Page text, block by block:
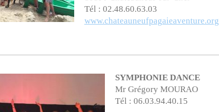
Tél : 02.48.60.63.03
www.chateauneufpagaieaventure.org
SYMPHONIE DANCE
Mr Grégory MOURAO
Tél : 06.03.94.40.15